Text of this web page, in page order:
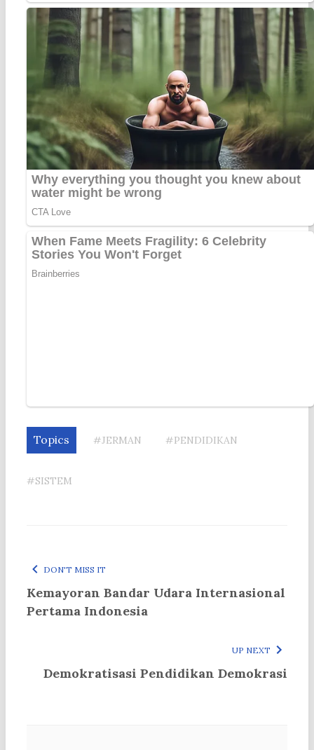
Topics #JERMAN #PENDIDIKAN
#SISTEM
DON'T MISS IT
Kemayoran Bandar Udara Internasional
Pertama Indonesia
UP NEXT
Demokratisasi Pendidikan Demokrasi